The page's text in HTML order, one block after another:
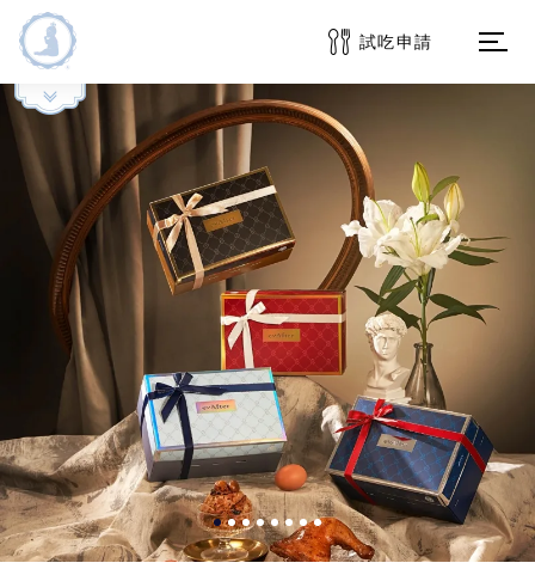
品牌介紹
消息快報
商品系列
訂購服務
常見問題
客戶專區
試吃申請